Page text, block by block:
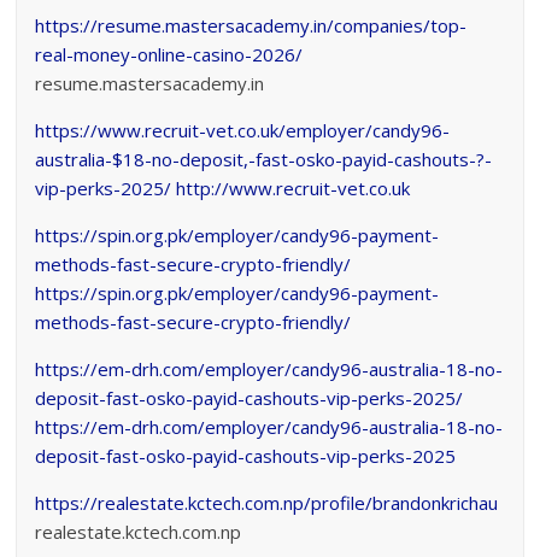
https://resume.mastersacademy.in/companies/top-
real-money-online-casino-2026/
resume.mastersacademy.in
https://www.recruit-vet.co.uk/employer/candy96-
australia-$18-no-deposit,-fast-osko-payid-cashouts-?-
vip-perks-2025/ http://www.recruit-vet.co.uk
https://spin.org.pk/employer/candy96-payment-
methods-fast-secure-crypto-friendly/
https://spin.org.pk/employer/candy96-payment-
methods-fast-secure-crypto-friendly/
https://em-drh.com/employer/candy96-australia-18-no-
deposit-fast-osko-payid-cashouts-vip-perks-2025/
https://em-drh.com/employer/candy96-australia-18-no-
deposit-fast-osko-payid-cashouts-vip-perks-2025
https://realestate.kctech.com.np/profile/brandonkrichau
realestate.kctech.com.np